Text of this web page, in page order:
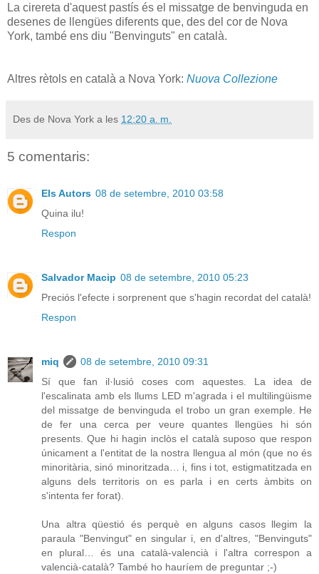
La cirereta d'aquest pastís és el missatge de benvinguda en
desenes de llengües diferents que, des del cor de Nova
York, també ens diu "Benvinguts" en català.
Altres rètols en català a Nova York: Nuova Collezione
Des de Nova York a les 12:20 a. m.
5 comentaris:
Els Autors 08 de setembre, 2010 03:58
Quina ilu!
Respon
Salvador Macip 08 de setembre, 2010 05:23
Preciós l'efecte i sorprenent que s'hagin recordat del català!
Respon
miq
08 de setembre, 2010 09:31
Sí que fan il·lusió coses com aquestes. La idea de
l'escalinata amb els llums LED m'agrada i el multilingüisme
del missatge de benvinguda el trobo un gran exemple. He
de fer una cerca per veure quantes llengües hi són
presents. Que hi hagin inclòs el català suposo que respon
únicament a l'entitat de la nostra llengua al món (que no és
minoritària, sinó minoritzada… i, fins i tot, estigmatitzada en
alguns dels territoris on es parla i en certs àmbits on
s'intenta fer forat).
Una altra qüestió és perquè en alguns casos llegim la
paraula "Benvingut" en singular i, en d'altres, "Benvinguts"
en plural… és una català-valencià i l'altra correspon a
valencià-català? També ho hauríem de preguntar ;-)